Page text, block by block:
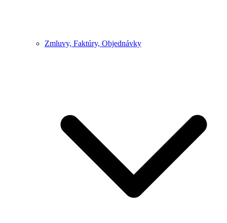
Zmluvy, Faktúry, Objednávky